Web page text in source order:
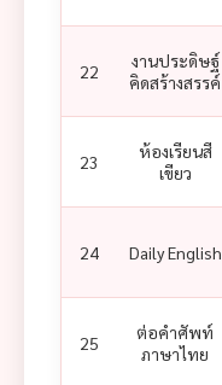
22
งานประดิษฐ์
คิดสร้างสรรค์
23
ห้องเรียนสี
เขียว
24 Daily English
25
ต่อคำศัพท์
ภาษาไทย